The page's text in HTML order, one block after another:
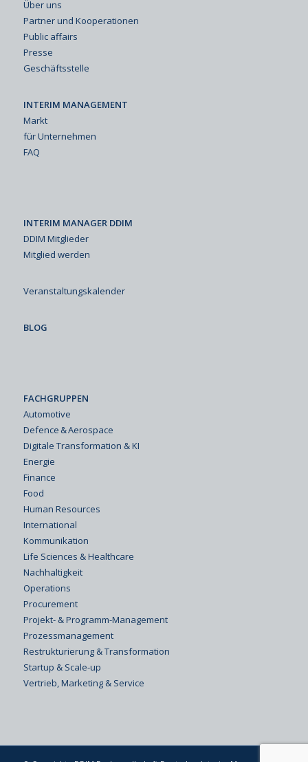
Über uns
Partner und Kooperationen
Public affairs
Presse
Geschäftsstelle
INTERIM MANAGEMENT
Markt
für Unternehmen
FAQ
INTERIM MANAGER DDIM
DDIM Mitglieder
Mitglied werden
Veranstaltungskalender
BLOG
FACHGRUPPEN
Automotive
Defence & Aerospace
Digitale Transformation & KI
Energie
Finance
Food
Human Resources
International
Kommunikation
Life Sciences & Healthcare
Nachhaltigkeit
Operations
Procurement
Projekt- & Programm-Management
Prozessmanagement
Restrukturierung & Transformation
Startup & Scale-up
Vertrieb, Marketing & Service